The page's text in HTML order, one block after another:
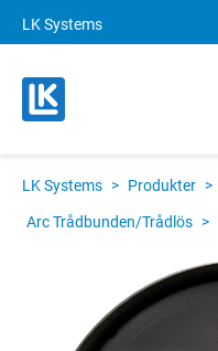
LK Systems
LK Systems > Produkter >
Arc Trådbunden/Trådlös >